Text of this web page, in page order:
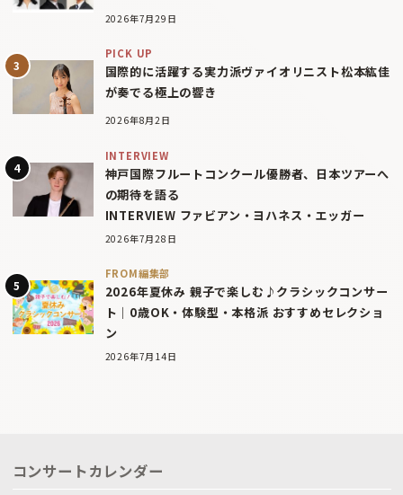
2026年7月29日
PICK UP
国際的に活躍する実力派ヴァイオリニスト松本紘佳
が奏でる極上の響き
2026年8月2日
INTERVIEW
神戸国際フルートコンクール優勝者、日本ツアーへ
の期待を語る
INTERVIEW ファビアン・ヨハネス・エッガー
2026年7月28日
FROM編集部
2026年夏休み 親子で楽しむ♪クラシックコンサー
ト｜0歳OK・体験型・本格派 おすすめセレクショ
ン
2026年7月14日
コンサートカレンダー